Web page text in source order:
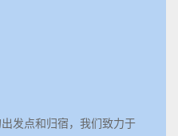
发点和归宿，我们致力于